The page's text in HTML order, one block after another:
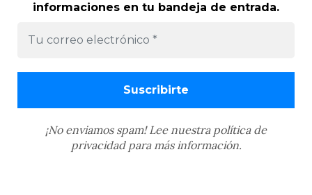
informaciones en tu bandeja de entrada.
¡No enviamos spam! Lee nuestra política de
privacidadpara más información.